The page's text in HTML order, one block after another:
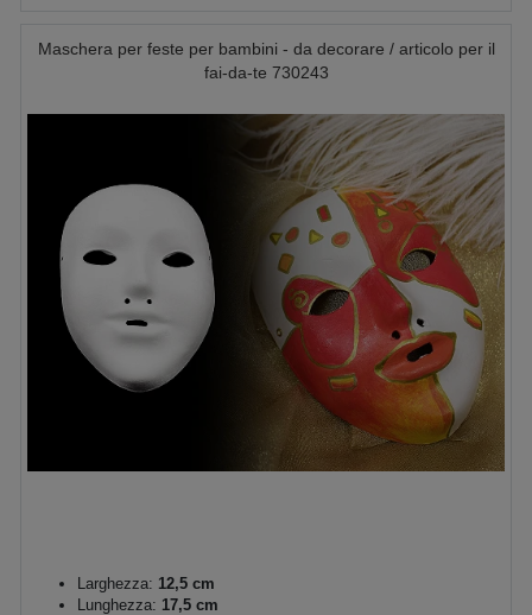
Maschera per feste per bambini - da decorare / articolo per il
fai-da-te 730243
Larghezza: 12,5 cm
Lunghezza: 17,5 cm